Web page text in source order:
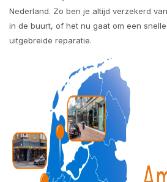
Nederland. Zo ben je altijd verzekerd
in de buurt, of het nu gaat om een
uitgebreide reparatie.